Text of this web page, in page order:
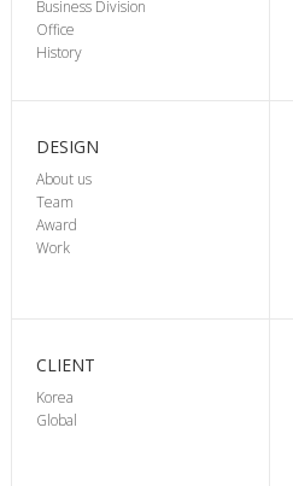
Business Division
Office
History
DESIGN
About us
Team
Award
Work
CLIENT
Korea
Global